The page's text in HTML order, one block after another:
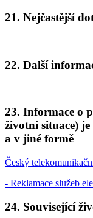
21. Nejčastější
22. Další
23. Informace o
životní situace)
a v jiné formě
Český
- Reklamace služeb
24. Související